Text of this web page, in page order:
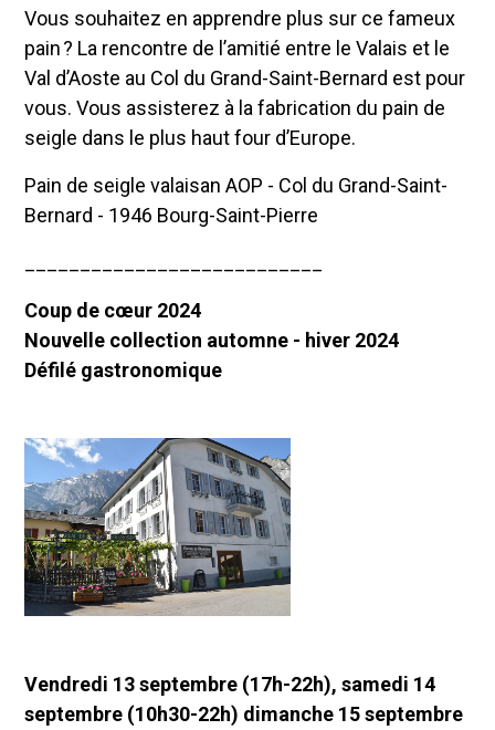
Vous souhaitez en apprendre plus sur ce fameux
pain ? La rencontre de l’amitié entre le Valais et le
Val d’Aoste au Col du Grand-Saint-Bernard est pour
vous. Vous assisterez à la fabrication du pain de
seigle dans le plus haut four d’Europe.
Pain de seigle valaisan AOP - Col du Grand-Saint-
Bernard - 1946 Bourg-Saint-Pierre
Coup de cœur 2024
Nouvelle collection automne - hiver 2024
Défilé gastronomique
Vendredi 13 septembre (17h-22h), samedi 14
septembre (10h30-22h) dimanche 15 septembre